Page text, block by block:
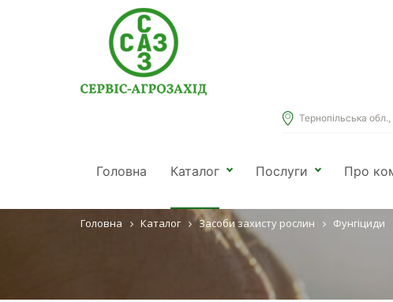
Головна Каталог Послуги Про
Тернопільська обл.,
ФУНГІЦИДИ
Головна Каталог Засоби захисту рослин Фунгіциди